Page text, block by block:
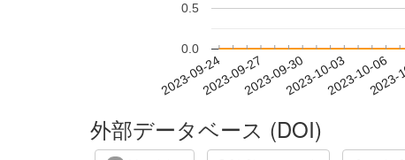
2023-09-242023-09-272023-09-302023-10-032023-10-06
0.0
0.5
外部データベース (DOI)